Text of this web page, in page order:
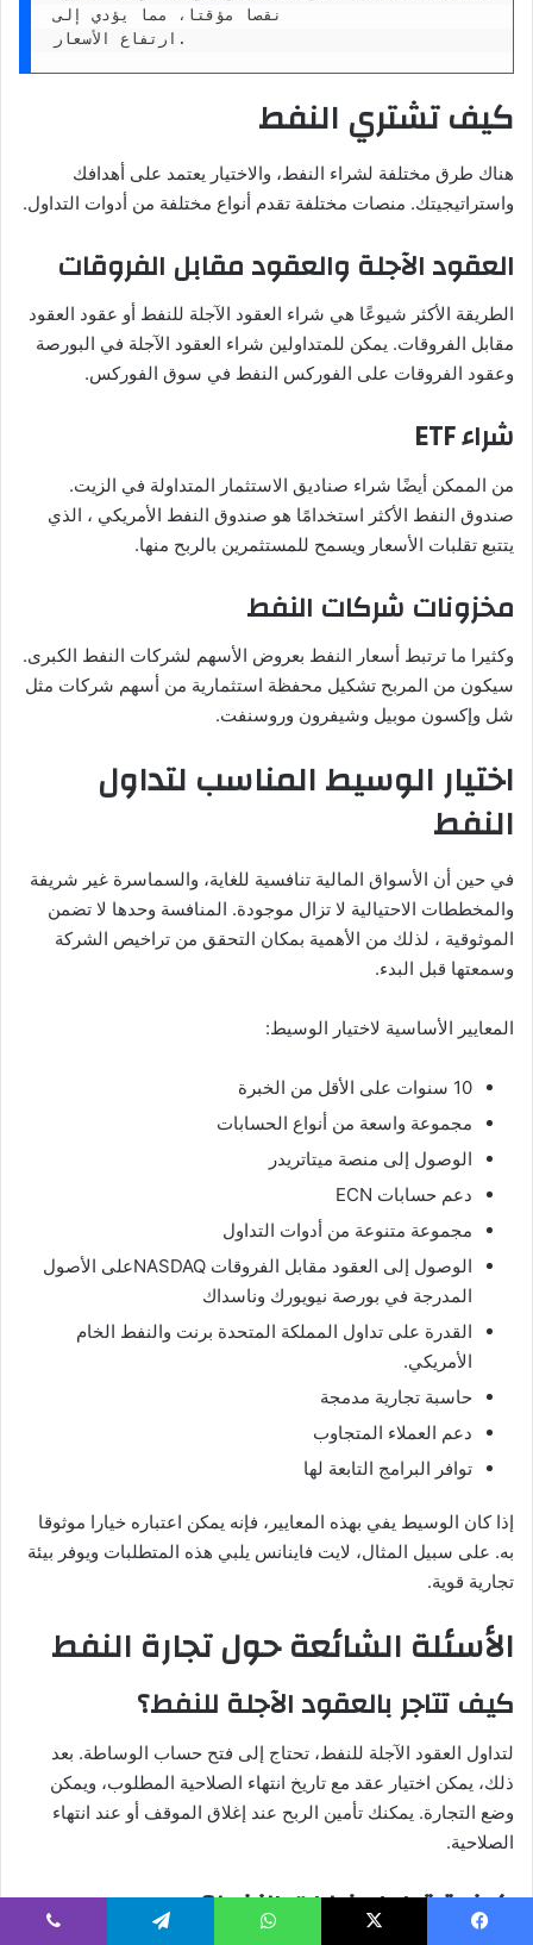
نقصا مؤقتا، مما يؤدي إلى
ارتفاع الأسعار.
كيف تشتري النفط
هناك طرق مختلفة لشراء النفط، والاختيار يعتمد على أهدافك
واستراتيجيتك. منصات مختلفة تقدم أنواع مختلفة من أدوات التداول.
العقود الآجلة والعقود مقابل الفروقات
الطريقة الأكثر شيوعًا هي شراء العقود الآجلة للنفط أو عقود العقود
مقابل الفروقات. يمكن للمتداولين شراء العقود الآجلة في البورصة
وعقود الفروقات على الفوركس النفط في سوق الفوركس.
شراء ETF
من الممكن أيضًا شراء صناديق الاستثمار المتداولة في الزيت.
صندوق النفط الأكثر استخدامًا هو صندوق النفط الأمريكي ، الذي
يتتبع تقلبات الأسعار ويسمح للمستثمرين بالربح منها.
مخزونات شركات النفط
وكثيرا ما ترتبط أسعار النفط بعروض الأسهم لشركات النفط الكبرى.
سيكون من المربح تشكيل محفظة استثمارية من أسهم شركات مثل
شل وإكسون موبيل وشيفرون وروسنفت.
اختيار الوسيط المناسب لتداول
النفط
في حين أن الأسواق المالية تنافسية للغاية، والسماسرة غير شريفة
والمخططات الاحتيالية لا تزال موجودة. المنافسة وحدها لا تضمن
الموثوقية ، لذلك من الأهمية بمكان التحقق من تراخيص الشركة
وسمعتها قبل البدء.
المعايير الأساسية لاختيار الوسيط:
10 سنوات على الأقل من الخبرة
مجموعة واسعة من أنواع الحسابات
الوصول إلى منصة ميتاتريدر
دعم حسابات ECN
مجموعة متنوعة من أدوات التداول
الوصول إلى العقود مقابل الفروقات NASDAQعلى الأصول
المدرجة في بورصة نيويورك وناسداك
القدرة على تداول المملكة المتحدة برنت والنفط الخام
الأمريكي.
حاسبة تجارية مدمجة
دعم العملاء المتجاوب
توافر البرامج التابعة لها
إذا كان الوسيط يفي بهذه المعايير، فإنه يمكن اعتباره خيارا موثوقا
به. على سبيل المثال، لايت فاينانس يلبي هذه المتطلبات ويوفر بيئة
تجارية قوية.
الأسئلة الشائعة حول تجارة النفط
كيف تتاجر بالعقود الآجلة للنفط؟
لتداول العقود الآجلة للنفط، تحتاج إلى فتح حساب الوساطة. بعد
ذلك، يمكن اختيار عقد مع تاريخ انتهاء الصلاحية المطلوب، ويمكن
وضع التجارة. يمكنك تأمين الربح عند إغلاق الموقف أو عند انتهاء
الصلاحية.
كيفية تداول خيارات النفط؟